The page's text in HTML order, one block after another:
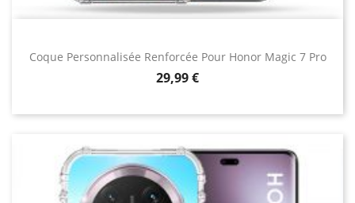
Coque Personnalisée Renforcée Pour Honor Magic 7 Pro
Prix
29,99 €